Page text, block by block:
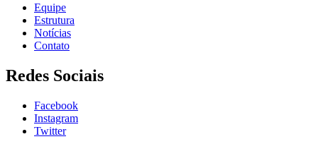
Equipe
Estrutura
Notícias
Contato
Redes Sociais
Facebook
Instagram
Twitter